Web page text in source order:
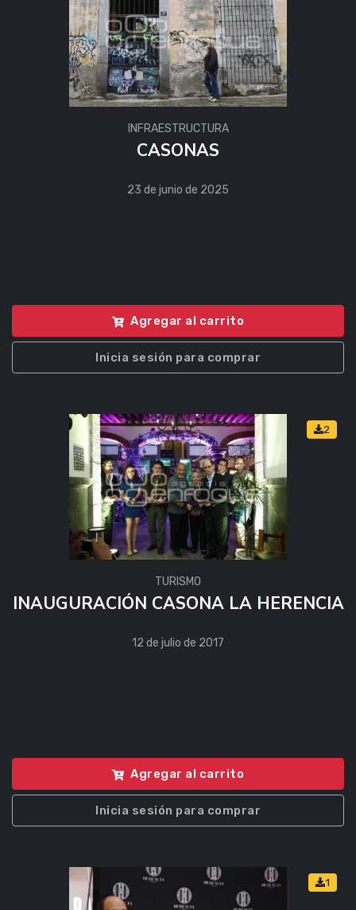
INFRAESTRUCTURA
CASONAS
23 de junio de 2025
Agregar al carrito
Inicia sesión para comprar
2
TURISMO
INAUGURACIÓN CASONA LA HERENCIA
12 de julio de 2017
Agregar al carrito
Inicia sesión para comprar
1